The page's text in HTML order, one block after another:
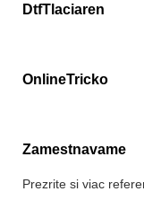
DtfTlaciaren
OnlineTricko
Zamestnavame
Prezrite si viac